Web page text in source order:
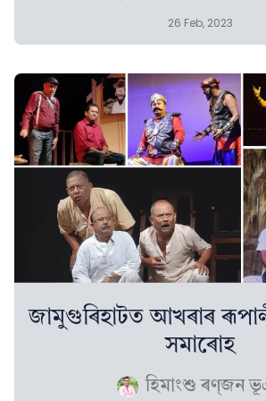
26 Feb, 2023
জামুগুৰিহাটত আখৰাৰ
সমাৰোহ
হিমাংশু ৰণ্‌জন